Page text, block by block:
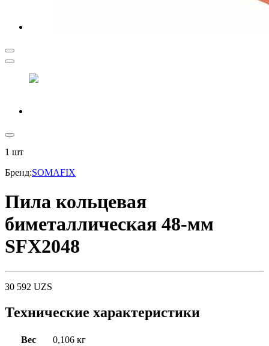
1 шт
Бренд:SOMAFIX
Пила кольцевая
биметаллическая 48-мм
SFX2048
30 592 UZS
Технические характеристики
Вес
0,106 кг